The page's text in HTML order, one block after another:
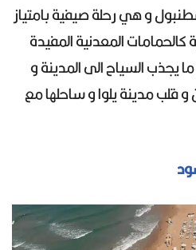
و هي رحلة صيفية بامتياز
المعدنية المفيدة
يجذب السياح الى المدينة و
قلب مدينة يلوا و ساحلها مع